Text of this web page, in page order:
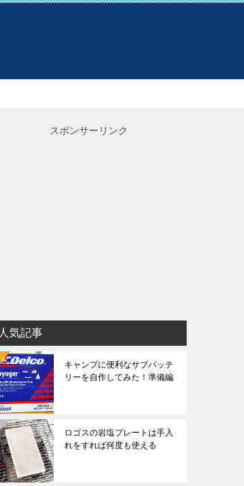
スポンサーリンク
人気記事
キャンプに便利なサブバッテ
リーを自作してみた！準備編
ロゴスの岩塩プレートは手入
れをすれば何度も使える